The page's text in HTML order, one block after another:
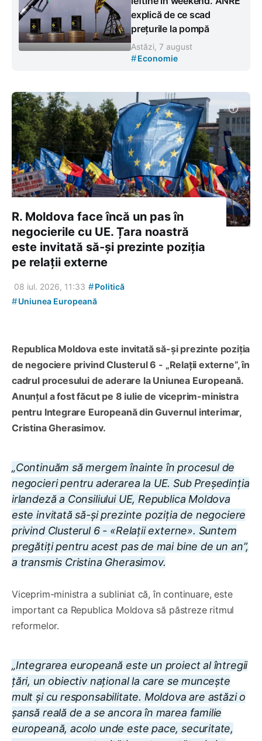
explică de ce scad
prețurile la pompă
Astăzi, 7 august
#Economie
R. Moldova face încă un pas în
negocierile cu UE. Țara noastră
este invitată să-și prezinte poziția
pe relații externe
08 iul. 2026, 11:33 #Politică
#Uniunea Europeană
Republica Moldova este invitată să-și prezinte poziția
de negociere privind Clusterul 6 - „Relații externe”, în
cadrul procesului de aderare la Uniunea Europeană.
Anunțul a fost făcut pe 8 iulie de viceprim-ministra
pentru Integrare Europeană din Guvernul interimar,
Cristina Gherasimov.
„Continuăm să mergem înainte în procesul de
negocieri pentru aderarea la UE. Sub Președinția
irlandeză a Consiliului UE, Republica Moldova
este invitată să-și prezinte poziția de negociere
privind Clusterul 6 - «Relații externe». Suntem
pregătiți pentru acest pas de mai bine de un an”,
a transmis Cristina Gherasimov.
Viceprim-ministra a subliniat că, în continuare, este
important ca Republica Moldova să păstreze ritmul
reformelor.
„Integrarea europeană este un proiect al întregii
țări, un obiectiv național la care se muncește
mult și cu responsabilitate. Moldova are astăzi o
șansă reală de a se ancora în marea familie
europeană, acolo unde este pace, securitate,